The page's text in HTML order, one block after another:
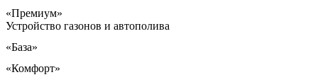
«Премиум»
Устройство газонов и автополива
«База»
«Комфорт»